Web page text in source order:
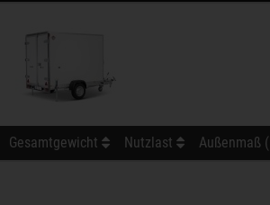
Gesamtgewicht Nutzlast Außenmaß